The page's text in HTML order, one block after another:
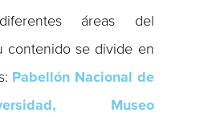
áreas del
contenido se divide en
Pabellón Nacional de
Museo